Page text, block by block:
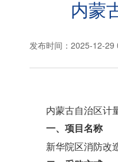
内蒙
发布时间：2025-12-29
内蒙古自治区计
一、项目名称
新华院区消防改